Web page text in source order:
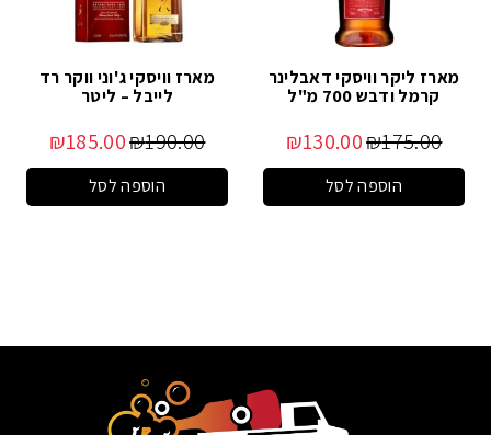
מארז ליקר וויסקי דאבלינר
קרמל ודבש 700 מ"ל
₪175.00
₪130.00
הוספה לסל
מארז וויסקי ג'וני ווקר רד
לייבל – ליטר
₪190.00
₪185.00
הוספה לסל